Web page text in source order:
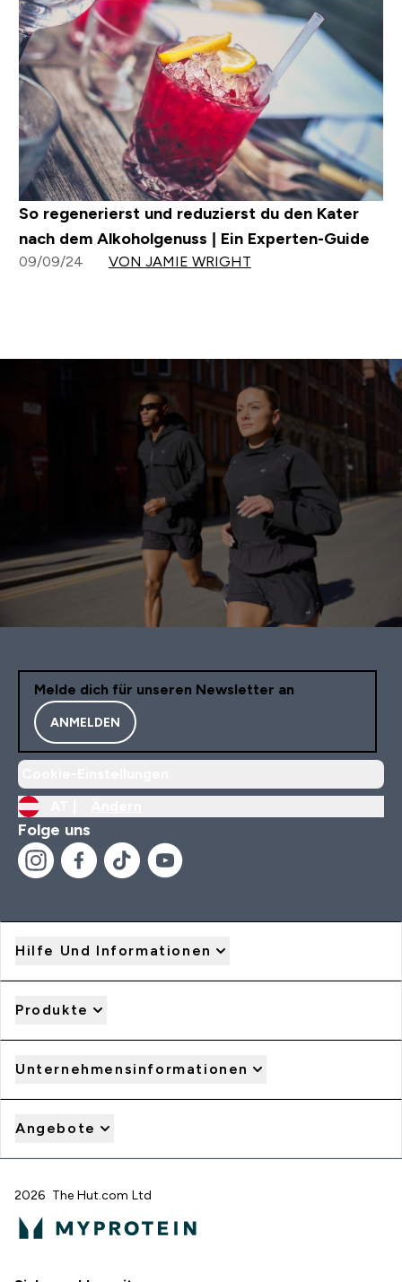
So regenerierst und reduzierst du den Kater
nach dem Alkoholgenuss | Ein Experten-Guide
09/09/24 VON JAMIE WRIGHT
Melde dich für unseren Newsletter an
ANMELDEN
Folge uns
Hilfe Und Informationen
Produkte
Unternehmensinformationen
Angebote
2026 The Hut.com Ltd